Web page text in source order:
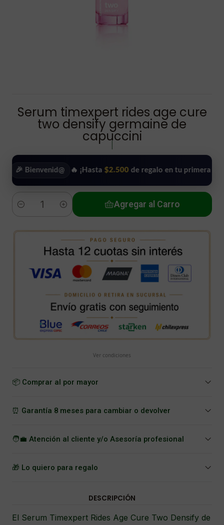
Serum timexpert rides age cure
two densify germaine de
capuccini
🔥 ¡Hasta $2.500 de regalo en tu primera compra!
Cantidad
Agregar al Carro
Ver condiciones
📦 Comprar al por mayor
⏰ Garantía 8 meses para cambiar o devolver
🧑‍💼 Atención al cliente y/o Asesoría profesional
🎁 Lo quiero para regalo
DESCRIPCIÓN
El Serum Timexpert Rides Age Cure Two Densify de